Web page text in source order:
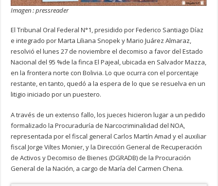
Imagen : pressreader
El Tribunal Oral Federal N°1, presidido por Federico Santiago Díaz
e integrado por Marta Liliana Snopek y Mario Juárez Almaraz,
resolvió el lunes 27 de noviembre el decomiso a favor del Estado
Nacional del 95 %de la finca El Pajeal, ubicada en Salvador Mazza,
en la frontera norte con Bolivia. Lo que ocurra con el porcentaje
restante, en tanto, quedó a la espera de lo que se resuelva en un
litigio iniciado por un puestero.
A través de un extenso fallo, los jueces hicieron lugar a un pedido
formalizado la Procuraduría de Narcocriminalidad del NOA,
representada por el fiscal general Carlos Martín Amad y el auxiliar
fiscal Jorge Viltes Monier, y la Dirección General de Recuperación
de Activos y Decomiso de Bienes (DGRADB) de la Procuración
General de la Nación, a cargo de María del Carmen Chena.